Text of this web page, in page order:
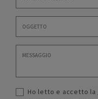
Ho letto e accetto la